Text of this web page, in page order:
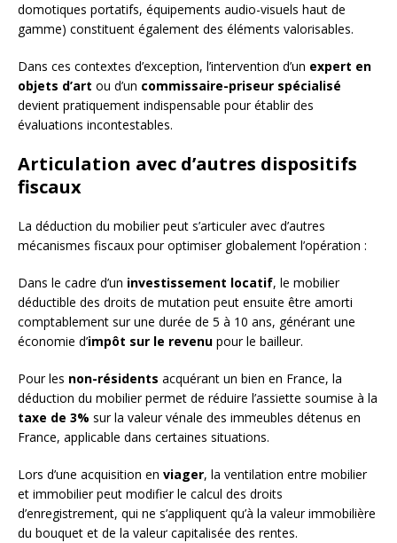
domotiques portatifs, équipements audio-visuels haut de
gamme) constituent également des éléments valorisables.
Dans ces contextes d’exception, l’intervention d’un expert en
objets d’art ou d’un commissaire-priseur spécialisé
devient pratiquement indispensable pour établir des
évaluations incontestables.
Articulation avec d’autres dispositifs
fiscaux
La déduction du mobilier peut s’articuler avec d’autres
mécanismes fiscaux pour optimiser globalement l’opération :
Dans le cadre d’un investissement locatif, le mobilier
déductible des droits de mutation peut ensuite être amorti
comptablement sur une durée de 5 à 10 ans, générant une
économie d’impôt sur le revenu pour le bailleur.
Pour les non-résidents acquérant un bien en France, la
déduction du mobilier permet de réduire l’assiette soumise à la
taxe de 3% sur la valeur vénale des immeubles détenus en
France, applicable dans certaines situations.
Lors d’une acquisition en viager, la ventilation entre mobilier
et immobilier peut modifier le calcul des droits
d’enregistrement, qui ne s’appliquent qu’à la valeur immobilière
du bouquet et de la valeur capitalisée des rentes.